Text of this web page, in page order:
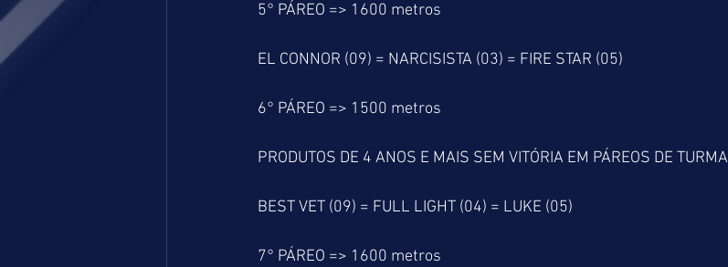
5° PÁREO => 1600 metros
EL CONNOR (09) = NARCISISTA (03) = FIRE STAR (05)
6° PÁREO => 1500 metros
PRODUTOS DE 4 ANOS E MAIS SEM VITÓRIA EM PÁREOS DE TURMA
BEST VET (09) = FULL LIGHT (04) = LUKE (05)
7° PÁREO => 1600 metros